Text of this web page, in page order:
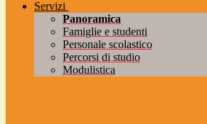
Servizi
Panoramica
Famiglie e studenti
Personale scolastico
Percorsi di studio
Modulistica